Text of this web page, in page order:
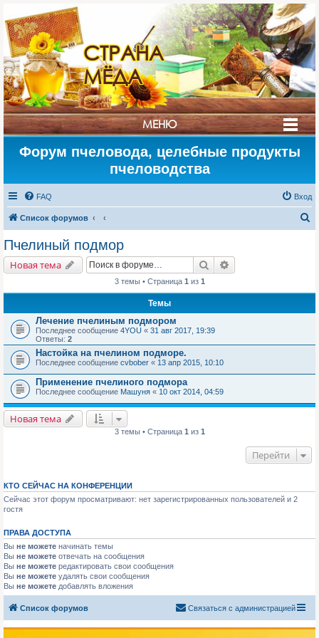
СТРАНА
МЁДА
МЕНЮ
Форум пчеловода, целебные продукты
пчеловодства
FAQ Вход
Список форумов
Пчелиный подмор
Новая тема Поиск
3 темы • Страница 1 из 1
Темы
Лечение пчелиным подмором
Последнее сообщение 4YOU « 31 авг 2017, 19:39
Ответы: 2
Настойка на пчелином подморе.
Последнее сообщение cvbober « 13 апр 2015, 10:10
Применение пчелиного подмора
Последнее сообщение Машуня « 10 окт 2014, 04:59
Новая тема
3 темы • Страница 1 из 1
Перейти
КТО СЕЙЧАС НА КОНФЕРЕНЦИИ
Сейчас этот форум просматривают: нет зарегистрированных пользователей и 2
гостя
ПРАВА ДОСТУПА
Вы не можете начинать темы
Вы не можете отвечать на сообщения
Вы не можете редактировать свои сообщения
Вы не можете удалять свои сообщения
Вы не можете добавлять вложения
Список форумов Связаться с администрацией